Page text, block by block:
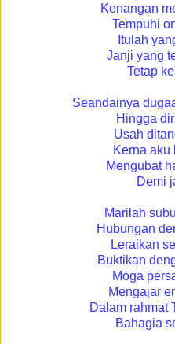
Kenangan
Tempuhi
Itulah
Janji yang
Tetap
Seandainya
Hingga
Usah
Kerna aku
Mengubat
Demi
Marilah
Hubungan
Leraikan
Buktikan
Moga
Mengajar
Dalam rahmat
Bahagia